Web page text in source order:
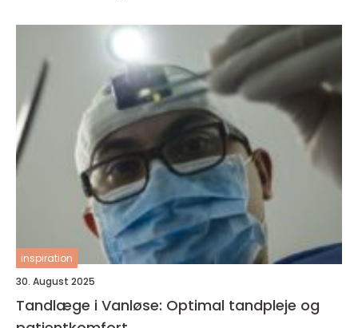
inspiration
30. August 2025
Tandlæge i Vanløse: Optimal tandpleje og